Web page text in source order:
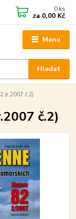
Menu
Hledat
0 ks
za 0,00 Kč
(r.2007 č.2)
č.2)